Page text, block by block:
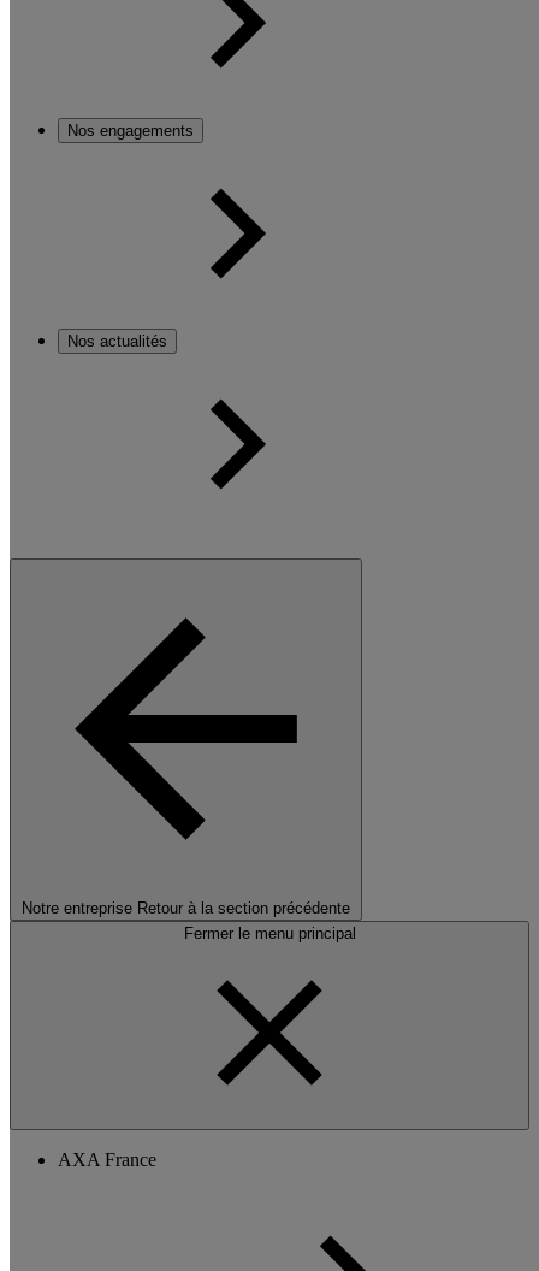
Nos engagements
Nos actualités
Notre entreprise Retour à la section précédente
Fermer le menu principal
AXA France